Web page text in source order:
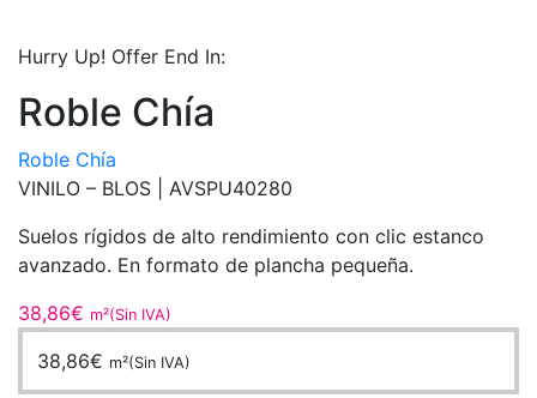
Hurry Up! Offer End In:
Roble Chía
Roble Chía
VINILO – BLOS |
AVSPU40280
Suelos rígidos de alto rendimiento con clic estanco
avanzado. En formato de plancha pequeña.
38,86€ m²(Sin IVA)
38,86€ m²(Sin IVA)